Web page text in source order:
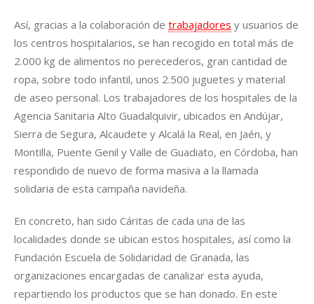
Así, gracias a la colaboración de trabajadores y usuarios de
los centros hospitalarios, se han recogido en total más de
2.000 kg de alimentos no perecederos, gran cantidad de
ropa, sobre todo infantil, unos 2.500 juguetes y material
de aseo personal. Los trabajadores de los hospitales de la
Agencia Sanitaria Alto Guadalquivir, ubicados en Andújar,
Sierra de Segura, Alcaudete y Alcalá la Real, en Jaén, y
Montilla, Puente Genil y Valle de Guadiato, en Córdoba, han
respondido de nuevo de forma masiva a la llamada
solidaria de esta campaña navideña.
En concreto, han sido Cáritas de cada una de las
localidades donde se ubican estos hospitales, así como la
Fundación Escuela de Solidaridad de Granada, las
organizaciones encargadas de canalizar esta ayuda,
repartiendo los productos que se han donado. En este